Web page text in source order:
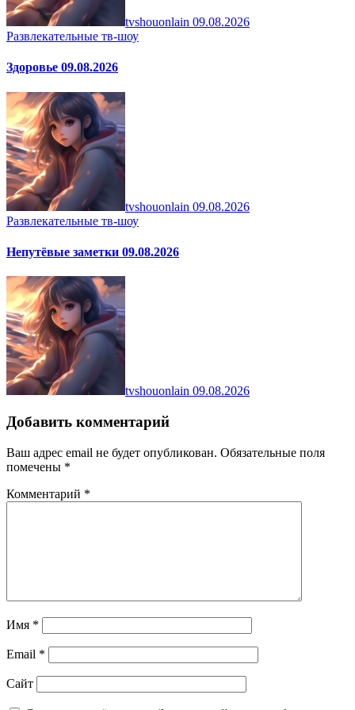
tvshouonlain 09.08.2026
Развлекательные тв-шоу
Здоровье 09.08.2026
tvshouonlain 09.08.2026
Развлекательные тв-шоу
Непутёвые заметки 09.08.2026
tvshouonlain 09.08.2026
Добавить комментарий
Ваш адрес email не будет опубликован. Обязательные поля
помечены *
Комментарий *
Имя *
Email *
Сайт